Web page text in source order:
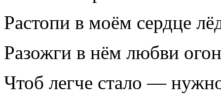
Растопи в моём сердце
Разожги в нём любви
Чтоб легче стало —